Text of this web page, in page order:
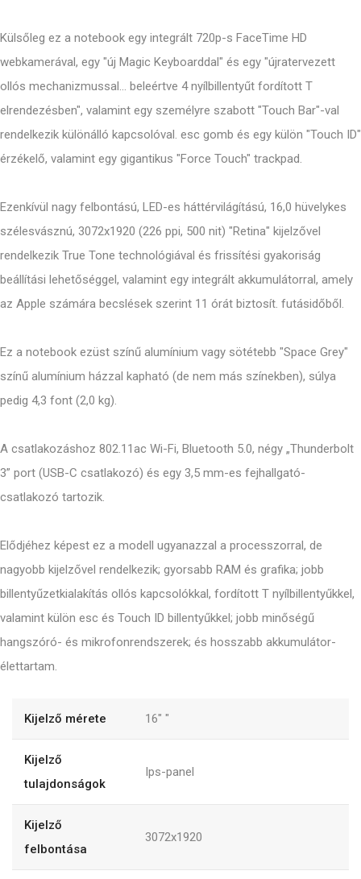
Külsőleg ez a notebook egy integrált 720p-s FaceTime HD
webkamerával, egy "új Magic Keyboarddal" és egy "újratervezett
ollós mechanizmussal... beleértve 4 nyílbillentyűt fordított T
elrendezésben", valamint egy személyre szabott "Touch Bar"-val
rendelkezik különálló kapcsolóval. esc gomb és egy külön "Touch ID"
érzékelő, valamint egy gigantikus "Force Touch" trackpad.
Ezenkívül nagy felbontású, LED-es háttérvilágítású, 16,0 hüvelykes
szélesvásznú, 3072x1920 (226 ppi, 500 nit) "Retina" kijelzővel
rendelkezik True Tone technológiával és frissítési gyakoriság
beállítási lehetőséggel, valamint egy integrált akkumulátorral, amely
az Apple számára becslések szerint 11 órát biztosít. futásidőből.
Ez a notebook ezüst színű alumínium vagy sötétebb "Space Grey"
színű alumínium házzal kapható (de nem más színekben), súlya
pedig 4,3 font (2,0 kg).
A csatlakozáshoz 802.11ac Wi-Fi, Bluetooth 5.0, négy „Thunderbolt
3” port (USB-C csatlakozó) és egy 3,5 mm-es fejhallgató-
csatlakozó tartozik.
Elődjéhez képest ez a modell ugyanazzal a processzorral, de
nagyobb kijelzővel rendelkezik; gyorsabb RAM és grafika; jobb
billentyűzetkialakítás ollós kapcsolókkal, fordított T nyílbillentyűkkel,
valamint külön esc és Touch ID billentyűkkel; jobb minőségű
hangszóró- és mikrofonrendszerek; és hosszabb akkumulátor-
élettartam.
Kijelző mérete 16" "
Kijelző
tulajdonságok
Ips-panel
Kijelző
felbontása
3072x1920